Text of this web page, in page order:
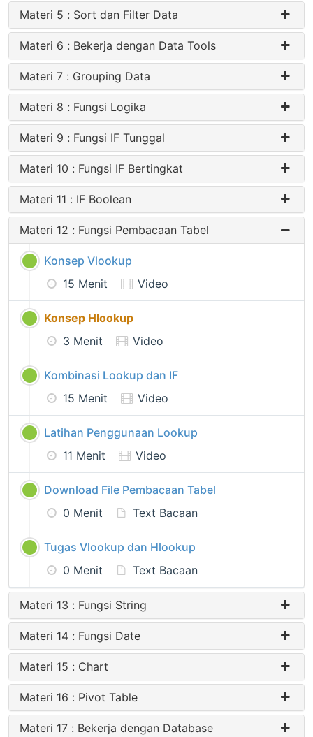
Materi 5 : Sort dan Filter Data
Materi 6 : Bekerja dengan Data Tools
Materi 7 : Grouping Data
Materi 8 : Fungsi Logika
Materi 9 : Fungsi IF Tunggal
Materi 10 : Fungsi IF Bertingkat
Materi 11 : IF Boolean
Materi 12 : Fungsi Pembacaan Tabel
Konsep Vlookup
15 Menit
Video
Konsep Hlookup
3 Menit
Video
Kombinasi Lookup dan IF
15 Menit
Video
Latihan Penggunaan Lookup
11 Menit
Video
Download File Pembacaan Tabel
0 Menit
Text Bacaan
Tugas Vlookup dan Hlookup
0 Menit
Text Bacaan
Materi 13 : Fungsi String
Materi 14 : Fungsi Date
Materi 15 : Chart
Materi 16 : Pivot Table
Materi 17 : Bekerja dengan Database